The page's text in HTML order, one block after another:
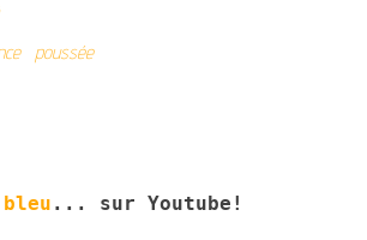
poussée
... sur Youtube!